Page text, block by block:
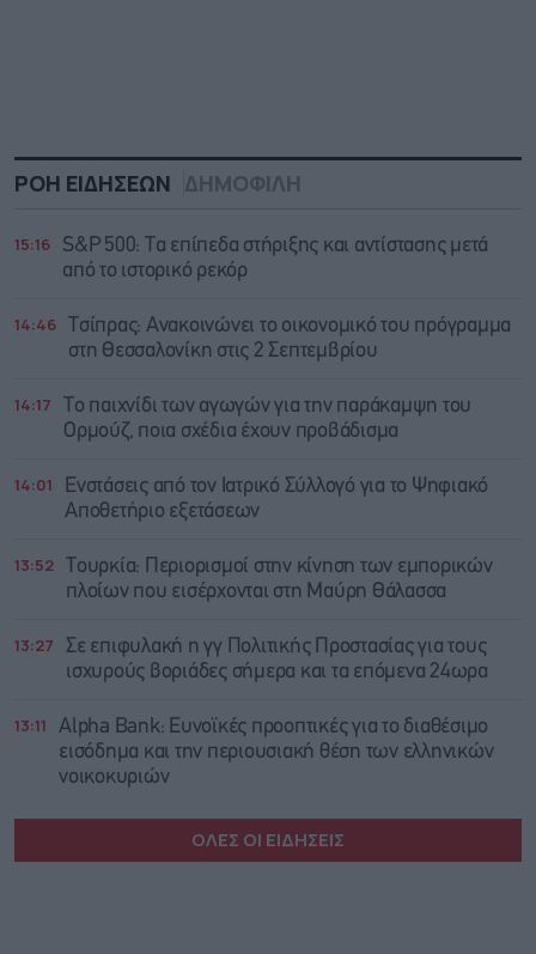
ΡΟΗ ΕΙΔΗΣΕΩΝ ΔΗΜΟΦΙΛΗ
15:16
S&P 500: Τα επίπεδα στήριξης και αντίστασης μετά
από το ιστορικό ρεκόρ
14:46
Τσίπρας: Ανακοινώνει το οικονομικό του πρόγραμμα
στη Θεσσαλονίκη στις 2 Σεπτεμβρίου
14:17
Το παιχνίδι των αγωγών για την παράκαμψη του
Ορμούζ, ποια σχέδια έχουν προβάδισμα
14:01
Ενστάσεις από τον Ιατρικό Σύλλογό για το Ψηφιακό
Αποθετήριο εξετάσεων
13:52
Τουρκία: Περιορισμοί στην κίνηση των εμπορικών
πλοίων που εισέρχονται στη Μαύρη Θάλασσα
13:27
Σε επιφυλακή η γγ Πολιτικής Προστασίας για τους
ισχυρούς βοριάδες σήμερα και τα επόμενα 24ωρα
13:11
Alpha Bank: Ευνοϊκές προοπτικές για το διαθέσιμο
εισόδημα και την περιουσιακή θέση των ελληνικών
νοικοκυριών
ΟΛΕΣ ΟΙ ΕΙΔΗΣΕΙΣ